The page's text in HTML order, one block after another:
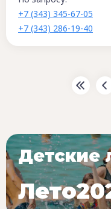
+7 (343) 345-67-05
+7 (343) 286-19-40
Детские